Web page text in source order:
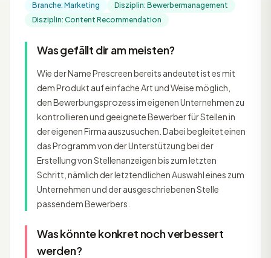
Branche: Marketing
Disziplin: Bewerbermanagement
Disziplin: Content Recommendation
Was gefällt dir am meisten?
Wie der Name Prescreen bereits andeutet ist es mit
dem Produkt auf einfache Art und Weise möglich,
den Bewerbungsprozess im eigenen Unternehmen zu
kontrollieren und geeignete Bewerber für Stellen in
der eigenen Firma auszusuchen. Dabei begleitet einen
das Programm von der Unterstützung bei der
Erstellung von Stellenanzeigen bis zum letzten
Schritt, nämlich der letztendlichen Auswahl eines zum
Unternehmen und der ausgeschriebenen Stelle
passendem Bewerbers.
Was könnte konkret noch verbessert
werden?